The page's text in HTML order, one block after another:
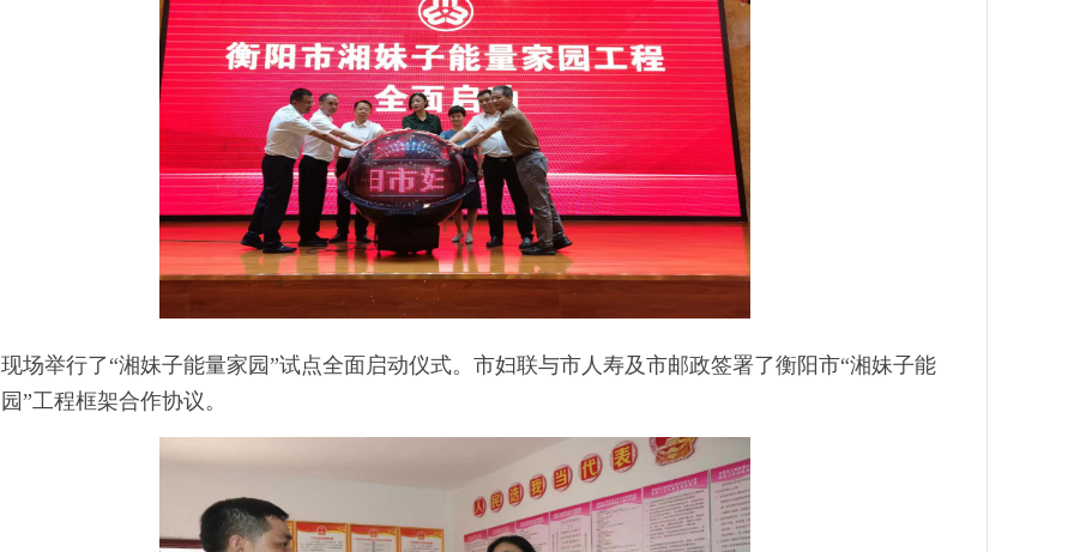
现场举行了“湘妹子能量家园”试点全面启动仪式。市妇联与市人寿及市邮政签署了衡阳市“湘妹子能
”工程框架合作协议。